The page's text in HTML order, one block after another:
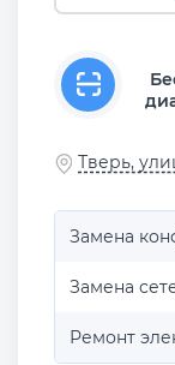
Тверь,
Замена
Замена
Ремонт